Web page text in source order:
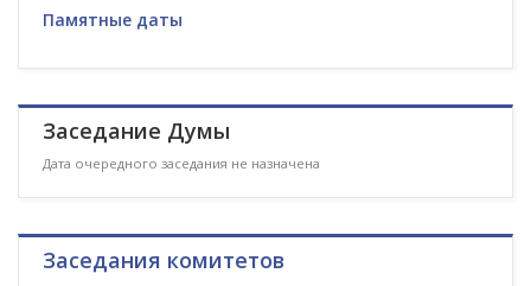
Памятные даты
Заседание Думы
Дата очередного заседания не назначена
Заседания комитетов